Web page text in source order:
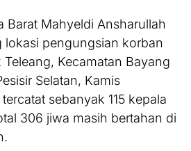
Barat Mahyeldi Ansharullah
lokasi pengungsian korban
Kecamatan Bayang
Selatan, Kamis
sebanyak 115 kepala
306 jiwa masih bertahan di